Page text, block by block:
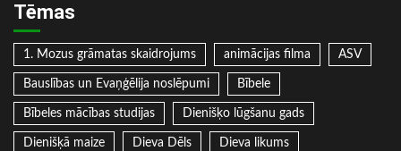
Tēmas
1. Mozus grāmatas skaidrojums animācijas filma ASV
Bauslības un Evaņģēlija noslēpumi Bībele
Bībeles mācības studijas Dienišķo lūgšanu gads
Dienišķā maize Dieva Dēls Dieva likums